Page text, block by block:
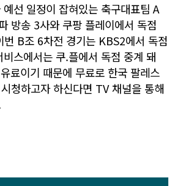
선 일정이 잡혀있는 축구대표팀 A
방송 3사와 쿠팡 플레이에서 독점
번 B조 6차전 경기는 KBS2에서 독점
스에서는 쿠.플에서 독점 중계 돼
료이기 때문에 무료로 한국 팔레스
청하고자 하신다면 TV 채널을 통해